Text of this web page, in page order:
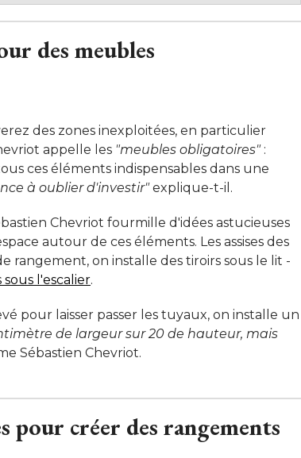
des meubles
des zones inexploitées, en particulier
appelle les "meubles obligatoires" :
ces éléments indispensables dans une
à oublier d'investir" explique-t-il.
Chevriot fourmille d'idées astucieuses
autour de ces éléments. Les assises des
rangement, on installe des tiroirs sous le lit -
l'escalier.
pour laisser passer les tuyaux, on installe un
de largeur sur 20 de hauteur, mais
Sébastien Chevriot.
pour créer des rangements